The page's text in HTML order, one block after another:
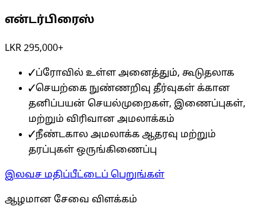
என்டர்பிரைஸ்
LKR 295,000+
✓ப்ரோவில் உள்ள அனைத்தும், கூடுதலாக
✓செயற்கை நுண்ணறிவு தீர்வுகள் க்கான
தனிப்பயன் செயல்முறைகள், இணைப்புகள்,
மற்றும் விரிவான அமலாக்கம்
✓நீண்டகால அமலாக்க ஆதரவு மற்றும்
தரப்புகள் ஒருங்கிணைப்பு
இலவச மதிப்பீட்டைப் பெறுங்கள்
ஆழமான சேவை விளக்கம்